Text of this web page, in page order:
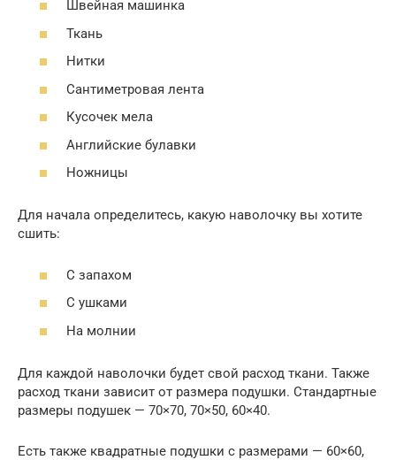
Швейная машинка
Ткань
Нитки
Сантиметровая лента
Кусочек мела
Английские булавки
Ножницы
Для начала определитесь, какую наволочку вы хотите
сшить:
С запахом
С ушками
На молнии
Для каждой наволочки будет свой расход ткани. Также
расход ткани зависит от размера подушки. Стандартные
размеры подушек — 70×70, 70×50, 60×40.
Есть также квадратные подушки с размерами — 60×60,